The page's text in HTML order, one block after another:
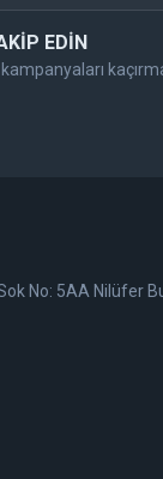
EDİN
No: 5AA Nilüfer